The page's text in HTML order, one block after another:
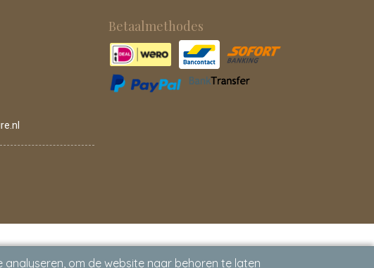
Betaalmethodes
om de website naar behoren te laten